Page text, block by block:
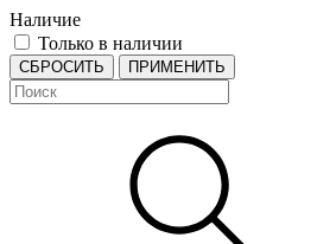
Наличие
Только в наличии
СБРОСИТЬ ПРИМЕНИТЬ